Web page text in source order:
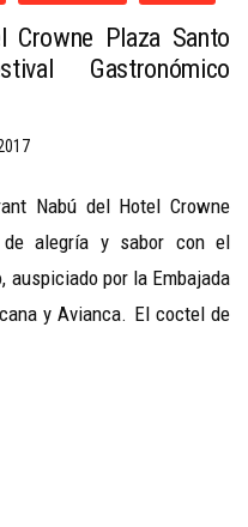
Crowne Plaza Santo
Gastronómico
Nabú del Hotel Crowne
alegría y sabor con el
auspiciado por la Embajada
y Avianca. El coctel de